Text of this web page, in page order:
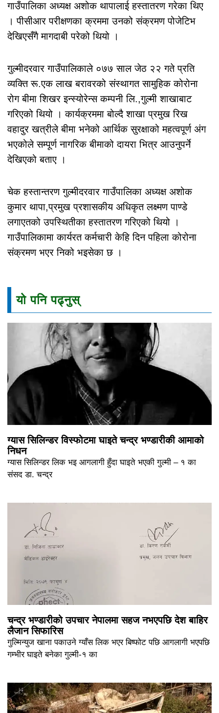
गाउँपालिका अध्यक्ष अशोक थापालाई हस्तातरण गरेका थिए
। पीसीआर परीक्षणका क्रममा उनको संक्रमण पोजेटिभ
देखिएसँगै मागदाबी परेको थियो ।
गुल्मीदरवार गाउँपालिकाले ०७७ साल जेठ २२ गते प्रति
व्यक्ति रू.एक लाख बरावरको संस्थागत सामुहिक कोरोना
रोग बीमा शिखर इन्स्योरेन्स कम्पनी लि.,गुल्मी शाखाबाट
गरिएको थियो । कार्यक्रममा बोल्दै शाखा प्रमुख रिख
वहादुर खत्रीले बीमा भनेको आर्थिक सुरक्षाको महत्वपूर्ण अंग
भएकोले सम्पूर्ण नागरिक बीमाको दायरा भित्र आउनुपर्ने
देखिएको बताए ।
चेक हस्तान्तरण गुल्मीदरवार गाउँपालिका अध्यक्ष अशोक
कुमार थापा,प्रमुख प्रशासकीय अधिकृत लक्ष्मण पाण्डे
लगाएतको उपस्थितीका हस्तातरण गरिएको थियो ।
गाउँपालिकामा कार्यरत कर्मचारी केहि दिन पहिला कोरोना
संक्रमण भएर निको भइसेका छ ।
यो पनि पढ्नुस्
ग्यास सिलिन्डर विस्फोटमा घाइते चन्द्र भण्डारीकी आमाको
निधन
ग्यास सिलिन्डर लिक भइ आगलागी हुँदा घाइते भएकी गुल्मी – १ का
संसद डा. चन्द्र
चन्द्र भण्डारीको उपचार नेपालमा सहज नभएपछि देश बाहिर
लैजान सिफारिस
गुल्मिन्युज खाना पकाउने ग्याँस लिक भएर बिष्फोट पछि आगलागी भएपछि
गम्भीर घाइते बनेका गुल्मी-१ का